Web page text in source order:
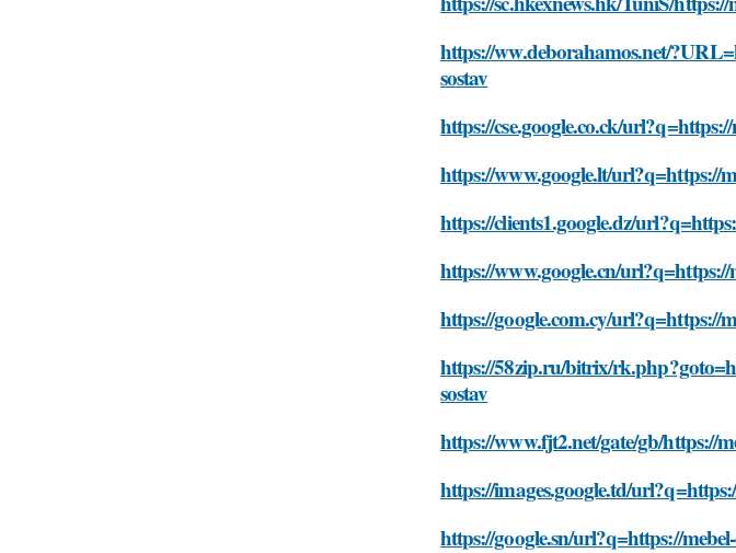
https://ww.deborahamos.net/
sostav
https://cse.google.co.ck/
https://www.google.lt/url?q=https://
https://clients1.google.dz/
https://www.google.cn/
https://google.com.cy/url?q=https://
https://58zip.ru/bitrix/
sostav
https://www.fjt2.net/gate/gb/https://
https://images.google.td/
https://google.sn/url?q=https://